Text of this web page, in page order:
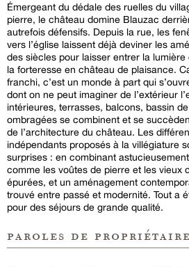
Émergeant du dédale des ruelles du
pierre, le château domine Blauzac
autrefois défensifs. Depuis la rue, les
vers l’église laissent déjà deviner les
des siècles pour laisser entrer la
la forteresse en château de plaisance.
franchi, c’est un monde à part qui
dont on ne peut imaginer de l’extérieur
intérieures, terrasses, balcons, bassin
ombragées se combinent et se
de l’architecture du château. Les
indépendants proposés à la villégiature
surprises : en combinant
comme les voûtes de pierre et les vieux
épurées, et un aménagement
trouvé entre passé et modernité. Tout a
pour des séjours de grande qualité.
paroles de